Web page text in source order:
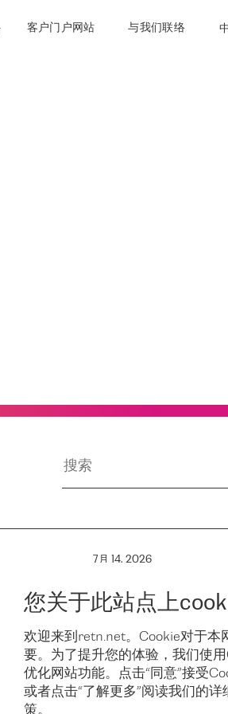
客户门户网站 与我们联络
您关于此站点上
欢迎来到retn.net。Cookie对于本
要。为了提升您的体验，我们使
优化网站功能。点击“同意”接受
或者点击“了解更多”阅读我们的
策。
亚
稳
7月 14, 2026
RETN
Hofnetz